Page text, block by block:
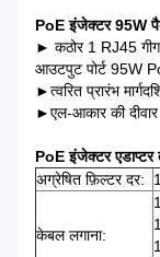
PoE इंजेक्टर 95W
► कठोर 1 RJ45
आउटपुट पोर्ट 95W
►त्वरित प्रारंभ
►एल-आकार की
PoE इंजेक्टर
अग्रेषित फ़िल्टर दर:
केबल लगाना: